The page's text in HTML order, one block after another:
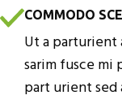
COMMODO
Ut a parturient
sarim fusce mi
part urient sed